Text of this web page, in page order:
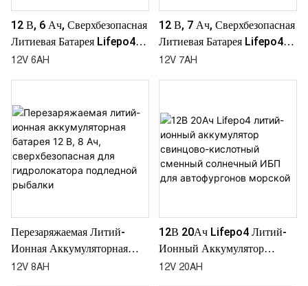
12 В, 6 Ач, Сверхбезопасная
Литиевая Батарея Lifepo4
Для Распыления
Света
12V 6AH
12 В, 7 Ач, Сверхбезопасная
Литиевая Батарея Lifepo4
Для ИБП, Детского
12V 7AH
Перезаряжаемая Литий-
Ионная Аккумуляторная
Батарея 12 В, 8 Ач,
12V 8AH
12В 20Ач Lifepo4 Литий-
Ионный Аккумулятор
Свинцово-Кислотный
12V 20AH